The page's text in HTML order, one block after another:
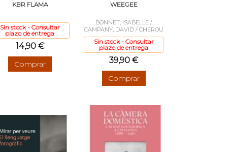
KBR FLAMA
Sin stock - Consultar
plazo de entrega
14,90 €
Comprar
WEEGEE
BONNET, ISABELLE /
CAMPANY, DAVID / CHEROU
Sin stock - Consultar
plazo de entrega
39,90 €
Comprar